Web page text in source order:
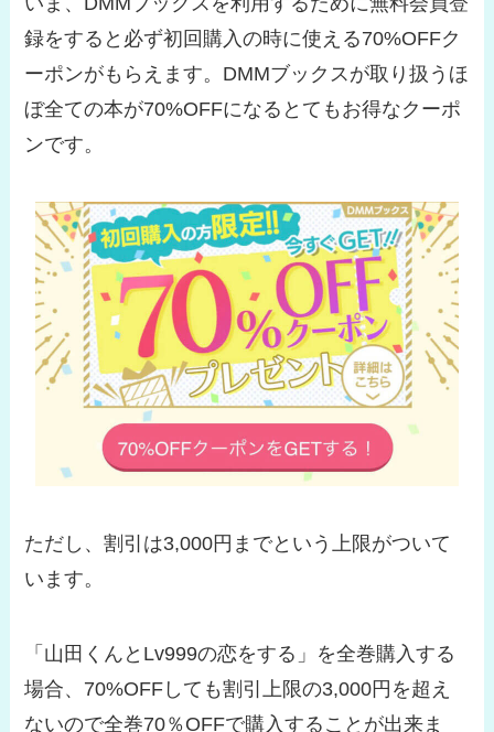
録をすると必ず初回購入の時に使える70%OFFク
ーポンがもらえます。DMMブックスが取り扱うほ
ぼ全ての本が70%OFFになるとてもお得なクーポ
ンです。
ただし、割引は3,000円までという上限がついて
います。
「山田くんとLv999の恋をする」を全巻購入する
場合、70%OFFしても割引上限の3,000円を超え
ないので全巻70％OFFで購入することが出来ま